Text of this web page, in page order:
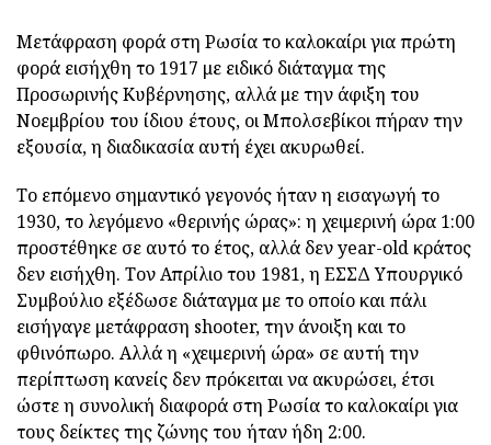
Μετάφραση φορά στη Ρωσία το καλοκαίρι για πρώτη
φορά εισήχθη το 1917 με ειδικό διάταγμα της
Προσωρινής Κυβέρνησης, αλλά με την άφιξη του
Νοεμβρίου του ίδιου έτους, οι Μπολσεβίκοι πήραν την
εξουσία, η διαδικασία αυτή έχει ακυρωθεί.
Το επόμενο σημαντικό γεγονός ήταν η εισαγωγή το
1930, το λεγόμενο «θερινής ώρας»: η χειμερινή ώρα 1:00
προστέθηκε σε αυτό το έτος, αλλά δεν year-old κράτος
δεν εισήχθη. Τον Απρίλιο του 1981, η ΕΣΣΔ Υπουργικό
Συμβούλιο εξέδωσε διάταγμα με το οποίο και πάλι
εισήγαγε μετάφραση shooter, την άνοιξη και το
φθινόπωρο. Αλλά η «χειμερινή ώρα» σε αυτή την
περίπτωση κανείς δεν πρόκειται να ακυρώσει, έτσι
ώστε η συνολική διαφορά στη Ρωσία το καλοκαίρι για
τους δείκτες της ζώνης του ήταν ήδη 2:00.